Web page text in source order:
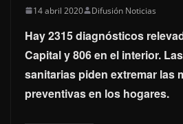
14 abril 2020 Difusión Noticias
Hay 2315 diagnósticos
Capital y 806 en el interior.
sanitarias piden extremar las
preventivas en los hogares.